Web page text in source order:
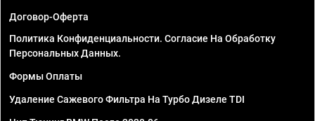
Договор-Оферта
Политика Конфиденциальности. Согласие На Обработку
Персональных Данных.
Формы Оплаты
Удаление Сажевого Фильтра На Турбо Дизеле TDI